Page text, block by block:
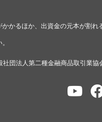
かるほか、出資金の元本が割れ
団法人第二種金融商品取引業協